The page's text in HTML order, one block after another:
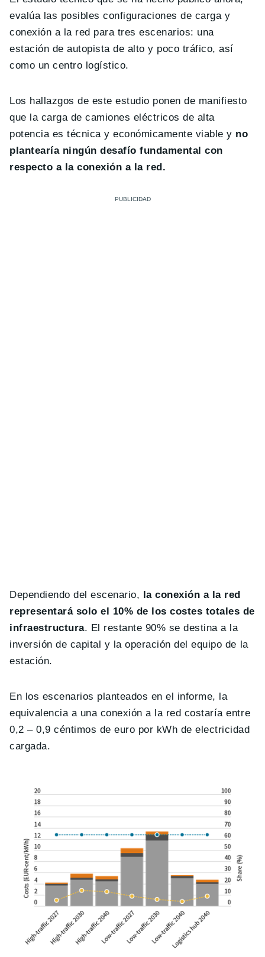
evalúa las posibles configuraciones de carga y
conexión a la red para tres escenarios: una
estación de autopista de alto y poco tráfico, así
como un centro logístico.
Los hallazgos de este estudio ponen de manifiesto
que la carga de camiones eléctricos de alta
potencia es técnica y económicamente viable y no
plantearía ningún desafío fundamental con
respecto a la conexión a la red.
Dependiendo del escenario, la conexión a la red
representará solo el 10% de los costes totales de
infraestructura. El restante 90% se destina a la
inversión de capital y la operación del equipo de la
estación.
En los escenarios planteados en el informe, la
equivalencia a una conexión a la red costaría entre
0,2 – 0,9 céntimos de euro por kWh de electricidad
cargada.